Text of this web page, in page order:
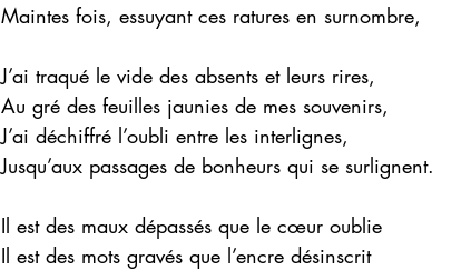
Maintes fois, essuyant ces ratures en surnombre,
J’ai traqué le vide des absents et leurs rires,
Au gré des feuilles jaunies de mes souvenirs,
J’ai déchiffré l’oubli entre les interlignes,
Jusqu’aux passages de bonheurs qui se surlignent.
Il est des maux dépassés que le cœur oublie
Il est des mots gravés que l’encre désinscrit